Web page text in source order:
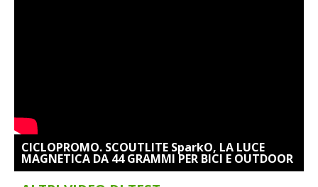
CICLOPROMO. SCOUTLITE SparkO, LA LUCE
MAGNETICA DA 44 GRAMMI PER BICI E OUTDOOR